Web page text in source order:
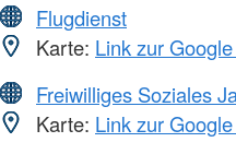
Flugdienst
Karte: Link zur
Freiwilliges Soziales
Karte: Link zur